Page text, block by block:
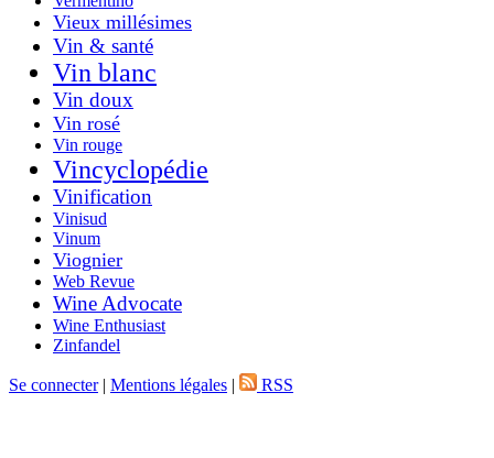
Vieux millésimes
Vin & santé
Vin blanc
Vin doux
Vin rosé
Vin rouge
Vincyclopédie
Vinification
Vinisud
Vinum
Viognier
Web Revue
Wine Advocate
Wine Enthusiast
Zinfandel
Se connecter| Mentions légales | RSS